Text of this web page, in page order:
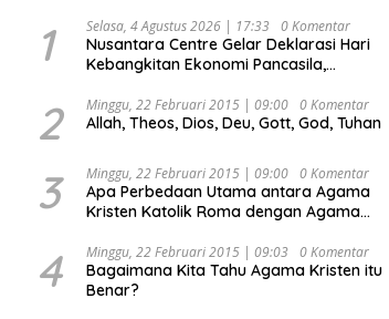
1 Selasa, 4 Agustus 2026 | 17:33 0 Komentar
Nusantara Centre Gelar Deklarasi Hari
Kebangkitan Ekonomi Pancasila,
Djojohadikusumo Anti Penjajahan
(Pergolakan Ekonomi Politik Indonesia) &
Undang Perekonomian Nasional dan
Kesejahteraan Sosial dalam Menata
Bangsa Menuju Indonesia Emas 2045”,
2 Minggu, 22 Februari 2015 | 09:00 0 Komentar
Allah, Theos, Dios, Deu, Gott, God, Tuhan
3 Minggu, 22 Februari 2015 | 09:00 0 Komentar
Apa Perbedaan Utama antara Agama
Kristen Katolik Roma dengan Agama
4 Minggu, 22 Februari 2015 | 09:03 0 Komentar
Bagaimana Kita Tahu Agama Kristen itu
Benar?